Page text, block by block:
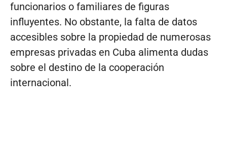
funcionarios o familiares de figuras
influyentes. No obstante, la falta de datos
accesibles sobre la propiedad de numerosas
empresas privadas en Cuba alimenta dudas
sobre el destino de la cooperación
internacional.